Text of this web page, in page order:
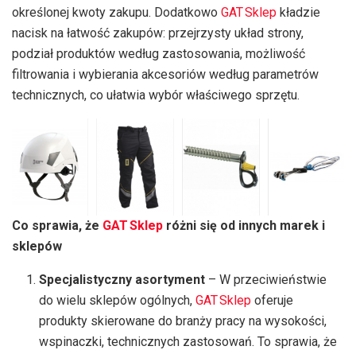
określonej kwoty zakupu. Dodatkowo GAT Sklep kładzie
nacisk na łatwość zakupów: przejrzysty układ strony,
podział produktów według zastosowania, możliwość
filtrowania i wybierania akcesoriów według parametrów
technicznych, co ułatwia wybór właściwego sprzętu.
Co sprawia, że GAT Sklep różni się od innych marek i
sklepów
Specjalistyczny asortyment – W przeciwieństwie
do wielu sklepów ogólnych,GAT Sklep oferuje
produkty skierowane do branży pracy na wysokości,
wspinaczki, technicznych zastosowań. To sprawia, że